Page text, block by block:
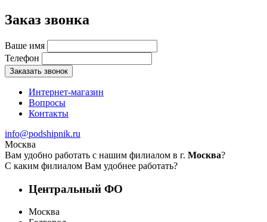
Заказ звонка
Ваше имя
Телефон
Заказать звонок
Интернет-магазин
Вопросы
Контакты
info@podshipnik.ru
Москва
Вам удобно работать с нашим филиалом в г. Москва?
С каким филиалом Вам удобнее работать?
Центральный ФО
Москва